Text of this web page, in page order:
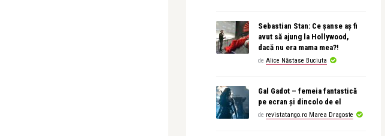
Sebastian Stan: Ce șanse aș fi
avut să ajung la Hollywood,
dacă nu era mama mea?!
de Alice Năstase Buciuta
Gal Gadot – femeia fantastică
pe ecran și dincolo de el
de revistatango.ro Marea Dragoste